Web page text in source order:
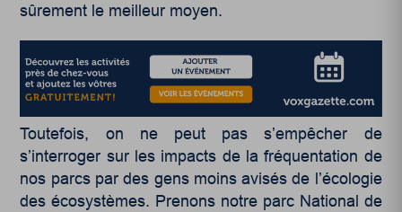
sûrement le meilleur moyen.
Toutefois, on ne peut pas s’empêcher de
s’interroger sur les impacts de la fréquentation de
nos parcs par des gens moins avisés de l’écologie
des écosystèmes. Prenons notre parc National de